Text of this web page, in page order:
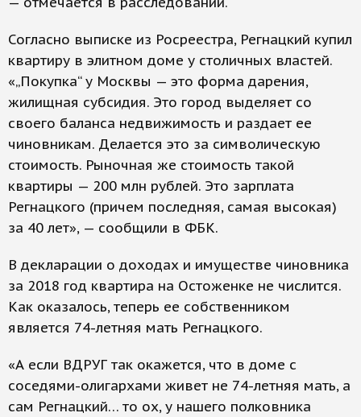
Согласно выписке из Росреестра, Регнацкий купил
квартиру в элитном доме у столичных властей.
«„Покупка“ у Москвы — это форма дарения,
жилищная субсидия. Это город выделяет со
своего баланса недвижимость и раздает ее
чиновникам. Делается это за символическую
стоимость. Рыночная же стоимость такой
квартиры — 200 млн рублей. Это зарплата
Регнацкого (причем последняя, самая высокая)
за 40 лет», — сообщили в ФБК.
В декларации о доходах и имуществе чиновника
за 2018 год квартира на Остоженке не числится.
Как оказалось, теперь ее собственником
является 74-летняя мать Регнацкого.
«А если ВДРУГ так окажется, что в доме с
соседями-олигархами живет не 74-летняя мать, а
сам Регнацкий… то ох, у нашего полковника